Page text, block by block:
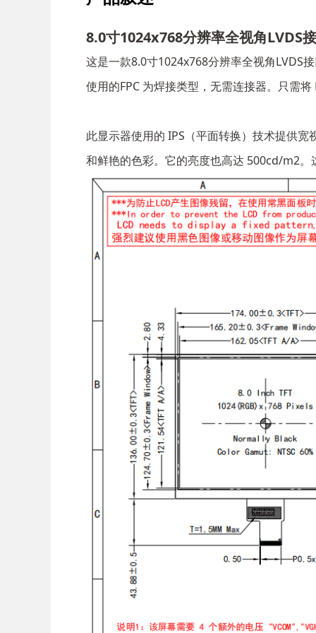
8.0寸1024x768分辨率全视角LVDS
这是一款8.0寸1024x768分辨率全视角LVDS
使用的FPC 为焊接类型，无需连接器。只需
此显示器使用的 IPS（平面转换）技术提供
和鲜艳的色彩。它的亮度也高达 500cd/m2